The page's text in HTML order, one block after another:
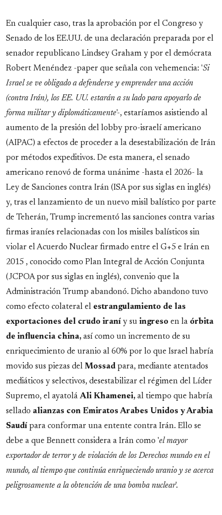
En cualquier caso, tras la aprobación por el Congreso y
Senado de los EE.UU. de una declaración preparada por el
senador republicano Lindsey Graham y por el demócrata
Robert Menéndez -paper que señala con vehemencia: 'Si
Israel se ve obligado a defenderse y emprender una acción
(contra Irán), los EE. UU. estarán a su lado para apoyarlo de
forma militar y diplomáticamente'-, estaríamos asistiendo al
aumento de la presión del lobby pro-israelí americano
(AIPAC) a efectos de proceder a la desestabilización de Irán
por métodos expeditivos. De esta manera, el senado
americano renovó de forma unánime -hasta el 2026- la
Ley de Sanciones contra Irán (ISA por sus siglas en inglés)
y, tras el lanzamiento de un nuevo misil balístico por parte
de Teherán, Trump incrementó las sanciones contra varias
firmas iraníes relacionadas con los misiles balísticos sin
violar el Acuerdo Nuclear firmado entre el G+5 e Irán en
2015 , conocido como Plan Integral de Acción Conjunta
(JCPOA por sus siglas en inglés), convenio que la
Administración Trump abandonó. Dicho abandono tuvo
como efecto colateral el estrangulamiento de las
exportaciones del crudo iraní y su ingreso en la órbita
de influencia china, así como un incremento de su
enriquecimiento de uranio al 60% por lo que Israel habría
movido sus piezas del Mossad para, mediante atentados
mediáticos y selectivos, desestabilizar el régimen del Líder
Supremo, el ayatolá Ali Khamenei, al tiempo que habría
sellado alianzas con Emiratos Arabes Unidos y Arabia
Saudí para conformar una entente contra Irán. Ello se
debe a que Bennett considera a Irán como 'el mayor
exportador de terror y de violación de los Derechos mundo en el
mundo, al tiempo que continúa enriqueciendo uranio y se acerca
peligrosamente a la obtención de una bomba nuclear'.